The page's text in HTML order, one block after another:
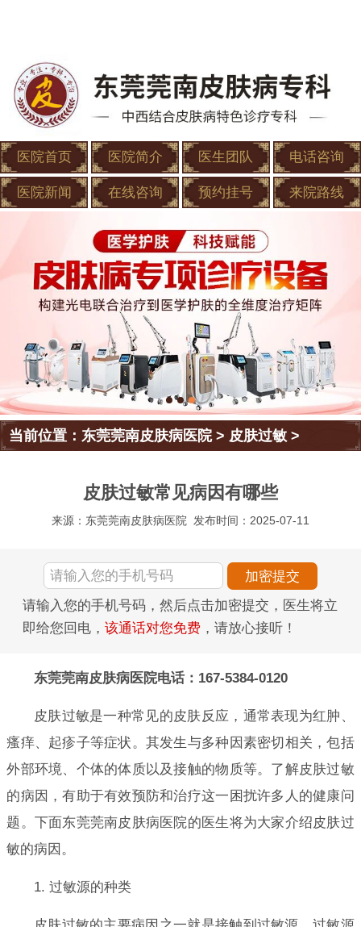
医院首页 医院简介 医生团队 电话咨询
医院新闻 在线咨询 预约挂号 来院路线
当前位置：东莞莞南皮肤病医院> 皮肤过敏 >
皮肤过敏常见病因有哪些
来源：东莞莞南皮肤病医院 发布时间：2025-07-11
请输入您的手机号码，然后点击加密提交，医生将立
即给您回电， 该通话对您免费 ，请放心接听！
东莞莞南皮肤病医院电话：167-5384-0120
皮肤过敏是一种常见的皮肤反应，通常表现为红肿、
瘙痒、起疹子等症状。其发生与多种因素密切相关，包括
外部环境、个体的体质以及接触的物质等。了解皮肤过敏
的病因，有助于有效预防和治疗这一困扰许多人的健康问
题。下面东莞莞南皮肤病医院的医生将为大家介绍皮肤过
敏的病因。
1. 过敏源的种类